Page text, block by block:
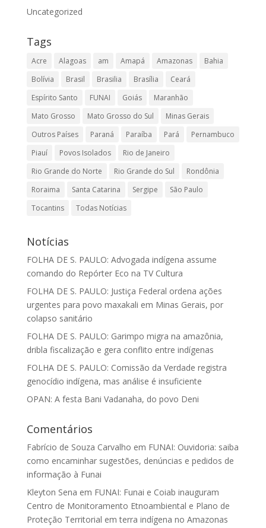
Uncategorized
Tags
Acre Alagoas am Amapá Amazonas
Bahia
Bolívia
Brasil Brasilia Brasília
Ceará
Espírito Santo
FUNAI Goiás
Maranhão
Mato Grosso
Mato Grosso do Sul
Minas Gerais
Outros Países
Paraná Paraíba Pará
Pernambuco
Piauí
Povos Isolados
Rio de Janeiro
Rio Grande do Norte
Rio Grande do Sul
Rondônia
Roraima
Santa Catarina Sergipe
São Paulo
Tocantins
Todas Notícias
Notícias
FOLHA DE S. PAULO: Advogada indígena assume
comando do Repórter Eco na TV Cultura
FOLHA DE S. PAULO: Justiça Federal ordena ações
urgentes para povo maxakali em Minas Gerais, por
colapso sanitário
FOLHA DE S. PAULO: Garimpo migra na amazônia,
dribla fiscalização e gera conflito entre indígenas
FOLHA DE S. PAULO: Comissão da Verdade registra
genocídio indígena, mas análise é insuficiente
OPAN: A festa Bani Vadanaha, do povo Deni
Comentários
Fabrício de Souza Carvalho em FUNAI: Ouvidoria: saiba
como encaminhar sugestões, denúncias e pedidos de
informação à Funai
Kleyton Sena em FUNAI: Funai e Coiab inauguram
Centro de Monitoramento Etnoambiental e Plano de
Proteção Territorial em terra indígena no Amazonas